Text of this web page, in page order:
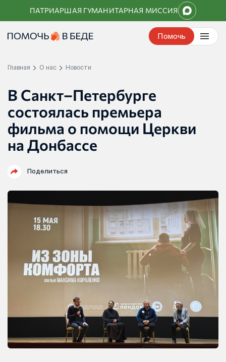
Перейти
к
контенту
ПАТРИАРШАЯ ГУМАНИТАРНАЯ МИССИЯ
Помочь
Главная О нас Новости
В Санкт–Петербурге
состоялась премьера
фильма о помощи Церкви
на Донбассе
Поделиться